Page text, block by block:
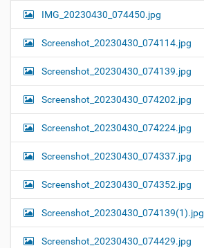
IMG_20230430_074450.jpg
Screenshot_20230430_074114.jpg
Screenshot_20230430_074139.jpg
Screenshot_20230430_074202.jpg
Screenshot_20230430_074224.jpg
Screenshot_20230430_074337.jpg
Screenshot_20230430_074352.jpg
Screenshot_20230430_074139(1).jpg
Screenshot_20230430_074429.jpg